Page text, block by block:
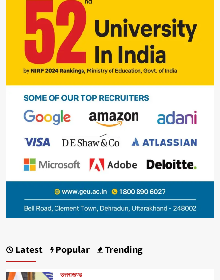
Latest Popular Trending
उत्तराखण्ड